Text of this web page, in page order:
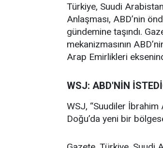
Türkiye, Suudi Arabistan
Anlaşması, ABD’nin
gündemine taşındı.
mekanizmasının
Arap Emirlikleri
WSJ: ABD'NİN
WSJ, “Suudiler İbrahim
Doğu’da yeni bir